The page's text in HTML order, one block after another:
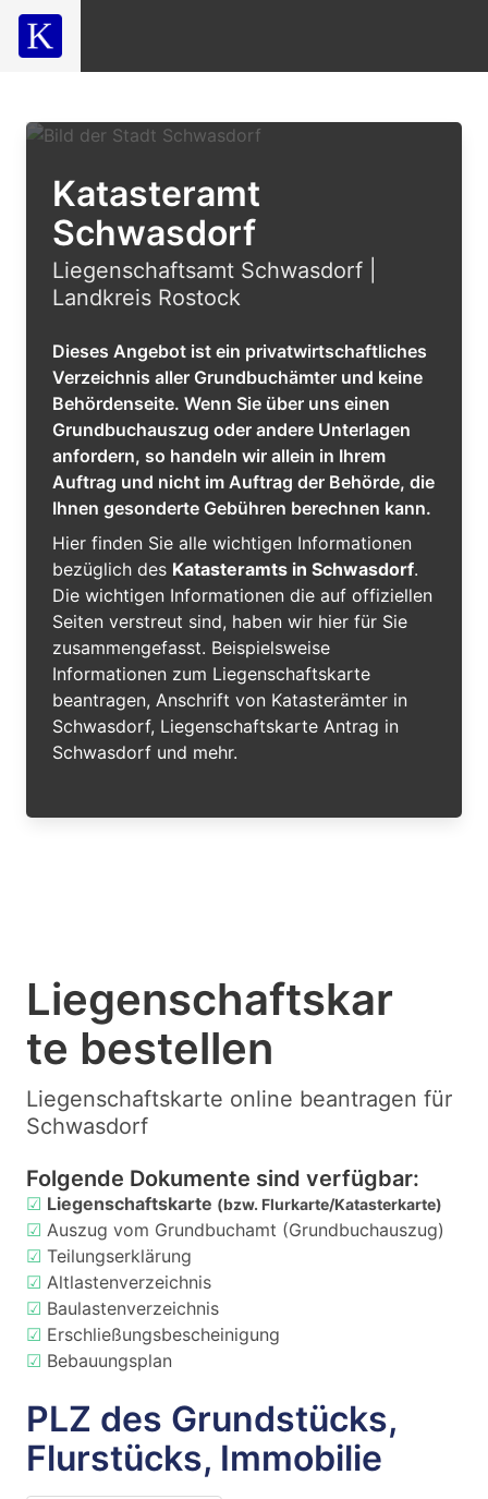
Katasteramt
Schwasdorf
Liegenschaftsamt Schwasdorf |
Landkreis Rostock
Dieses Angebot ist ein privatwirtschaftliches
Verzeichnis aller Grundbuchämter und keine
Behördenseite. Wenn Sie über uns einen
Grundbuchauszug oder andere Unterlagen
anfordern, so handeln wir allein in Ihrem
Auftrag und nicht im Auftrag der Behörde, die
Ihnen gesonderte Gebühren berechnen kann.
Hier finden Sie alle wichtigen Informationen
bezüglich des Katasteramts in Schwasdorf.
Die wichtigen Informationen die auf offiziellen
Seiten verstreut sind, haben wir hier für Sie
zusammengefasst. Beispielsweise
Informationen zum Liegenschaftskarte
beantragen, Anschrift von Katasterämter in
Schwasdorf, Liegenschaftskarte Antrag in
Schwasdorf und mehr.
Liegenschaftskar
te bestellen
Liegenschaftskarte online beantragen für
Schwasdorf
Folgende Dokumente sind verfügbar:
☑ Liegenschaftskarte (bzw. Flurkarte/Katasterkarte)
☑ Auszug vom Grundbuchamt (Grundbuchauszug)
☑ Teilungserklärung
☑ Altlastenverzeichnis
☑ Baulastenverzeichnis
☑ Erschließungsbescheinigung
☑ Bebauungsplan
PLZ des Grundstücks,
Flurstücks, Immobilie